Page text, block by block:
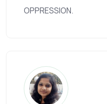
OPPRESSION.